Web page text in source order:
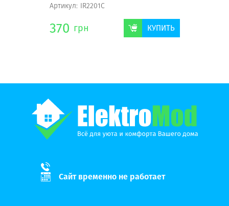
Артикул: IR2201C
370 грн КУПИТЬ
Сайт временно не работает